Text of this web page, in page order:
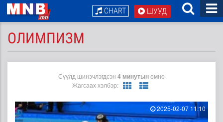
ШУУД
CHART
ОЛИМПИЗМ
Сүүлд шинэчлэгдсэн 4 минутынөмнө
Жагсаах хэлбэр:
2025-02-07 11:10